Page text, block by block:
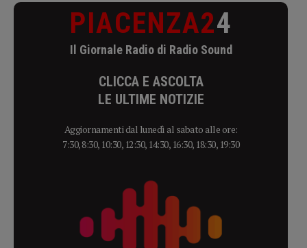
PIACENZA24
Il Giornale Radio di Radio Sound
CLICCA E ASCOLTA
LE ULTIME NOTIZIE
Aggiornamenti dal lunedì al sabato alle ore:
7:30, 8:30, 10:30, 12:30, 14:30, 16:30, 18:30, 19:30